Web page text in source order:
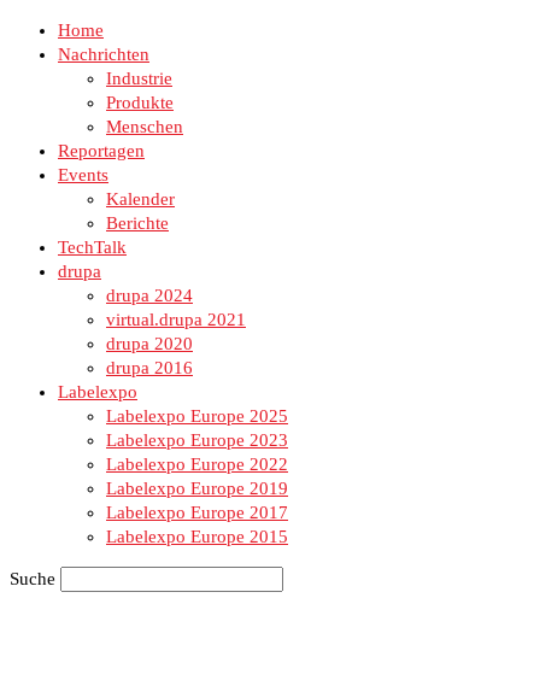
Home
Nachrichten
Industrie
Produkte
Menschen
Reportagen
Events
Kalender
Berichte
TechTalk
drupa
drupa 2024
virtual.drupa 2021
drupa 2020
drupa 2016
Labelexpo
Labelexpo Europe 2025
Labelexpo Europe 2023
Labelexpo Europe 2022
Labelexpo Europe 2019
Labelexpo Europe 2017
Labelexpo Europe 2015
Suche